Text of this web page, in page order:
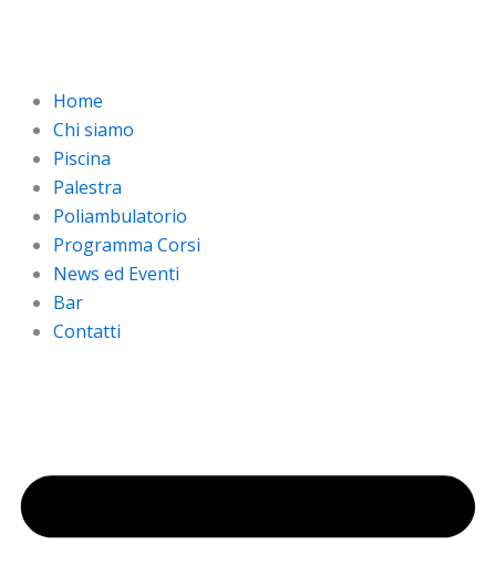
Home
Chi siamo
Piscina
Palestra
Poliambulatorio
Programma Corsi
News ed Eventi
Bar
Contatti